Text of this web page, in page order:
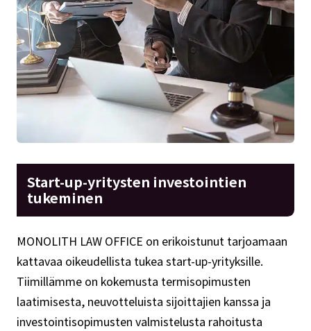
Start-up-yritysten investointien
tukeminen
MONOLITH LAW OFFICE on erikoistunut tarjoamaan
kattavaa oikeudellista tukea start-up-yrityksille.
Tiimillämme on kokemusta termisopimusten
laatimisesta, neuvotteluista sijoittajien kanssa ja
investointisopimusten valmistelusta rahoitusta